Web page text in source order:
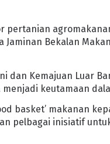
pertanian
Bekalan
dan Kemajuan Luar
keutamaan
basket’ makanan
pelbagai inisiatif